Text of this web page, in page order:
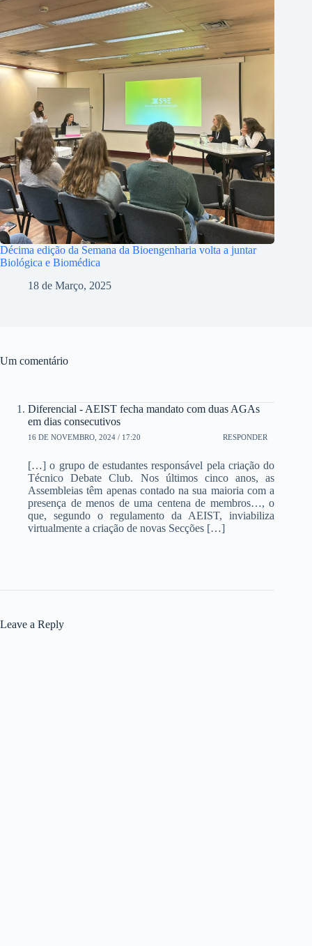
Décima edição da Semana da Bioengenharia volta a juntar
Biológica e Biomédica
18 de Março, 2025
Um comentário
Diferencial - AEIST fecha mandato com duas AGAs
em dias consecutivos
16 DE NOVEMBRO, 2024 / 17:20 RESPONDER
[…] o grupo de estudantes responsável pela criação do
Técnico Debate Club. Nos últimos cinco anos, as
Assembleias têm apenas contado na sua maioria com a
presença de menos de uma centena de membros…, o
que, segundo o regulamento da AEIST, inviabiliza
virtualmente a criação de novas Secções […]
Leave a Reply